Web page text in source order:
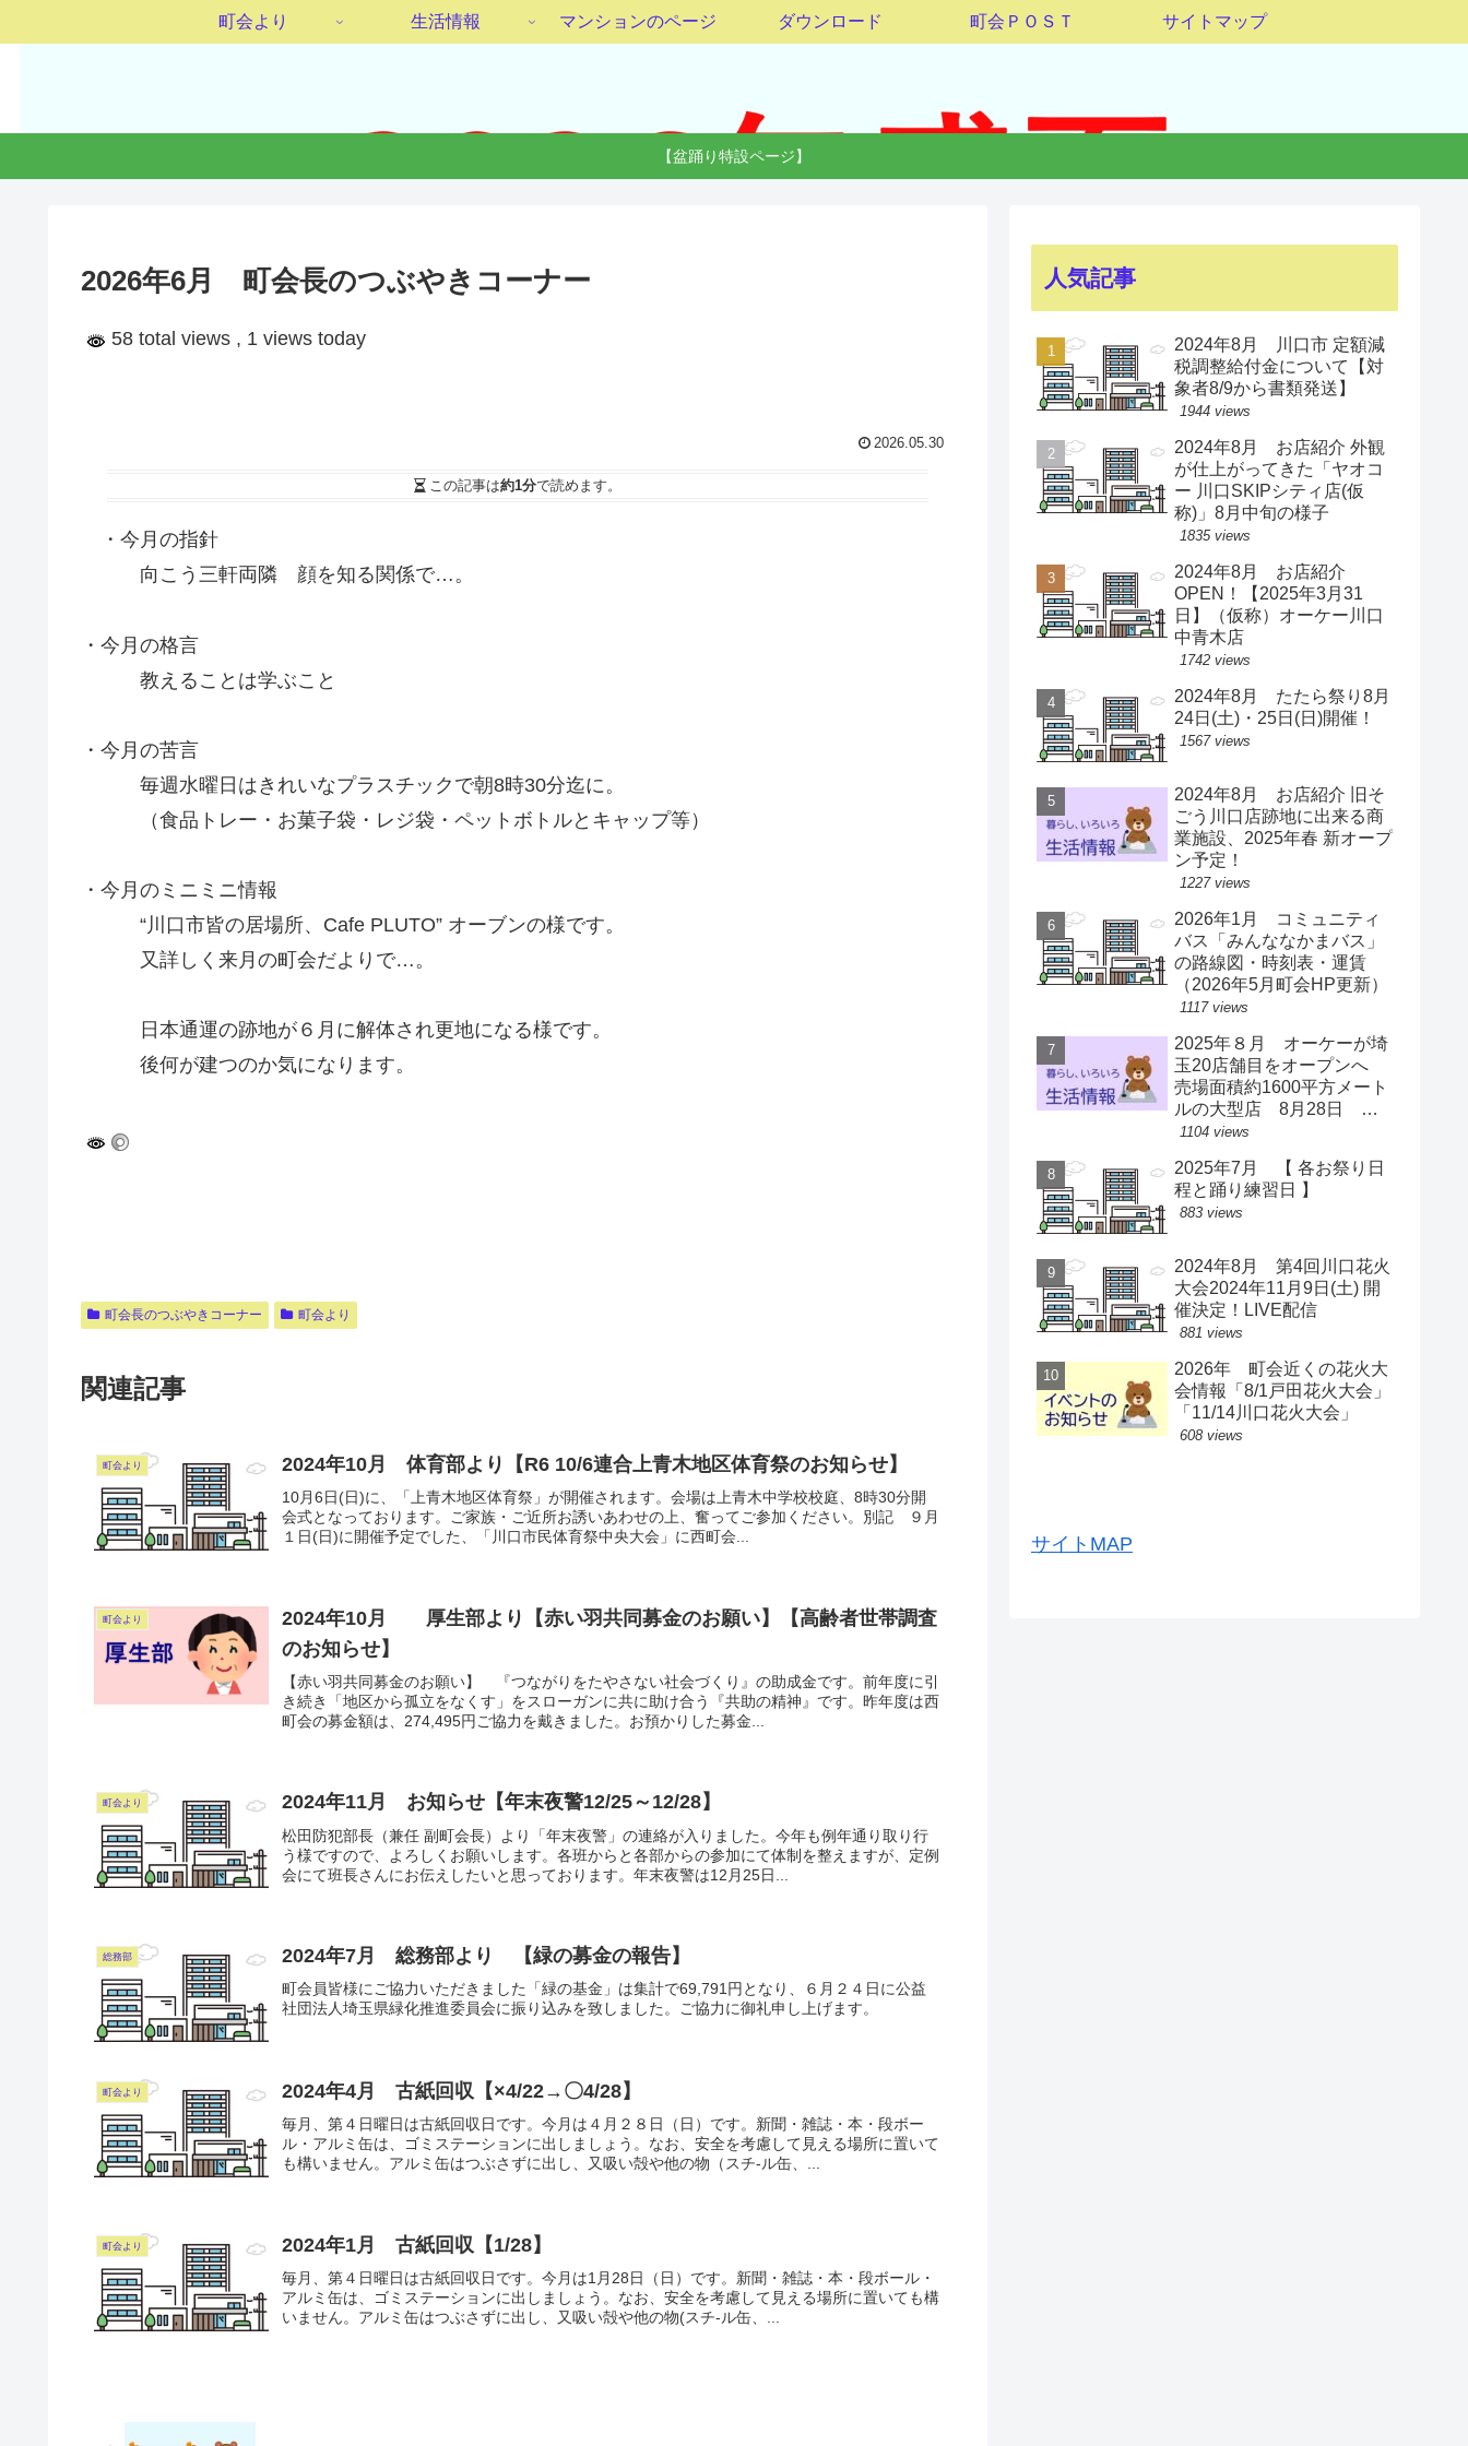
町会より 生活情報 マンションのページ ダウンロード 町会ＰＯＳＴ サイトマップ
【盆踊り特設ページ】
2026年6月 町会長のつぶやきコーナー
58 total views , 1 views today
2026.05.30
この記事は約1分で読めます。
・今月の指針
向こう三軒両隣 顔を知る関係で…。
・今月の格言
教えることは学ぶこと
・今月の苦言
毎週水曜日はきれいなプラスチックで朝8時30分迄に。
（食品トレー・お菓子袋・レジ袋・ペットボトルとキャップ等）
・今月のミニミニ情報
“川口市皆の居場所、Cafe PLUTO” オーブンの様です。
又詳しく来月の町会だよりで…。
日本通運の跡地が６月に解体され更地になる様です。
後何が建つのか気になります。
町会長のつぶやきコーナー 町会より
関連記事
町会より 2024年10月 体育部より【R6 10/6連合上青木地区体育祭のお知らせ】
10月6日(日)に、「上青木地区体育祭」が開催されます。会場は上青木中学校校庭、8時30分開
会式となっております。ご家族・ご近所お誘いあわせの上、奮ってご参加ください。別記 ９月
１日(日)に開催予定でした、「川口市民体育祭中央大会」に西町会...
町会より
2024年10月 厚生部より【赤い羽共同募金のお願い】【高齢者世帯調査
のお知らせ】
【赤い羽共同募金のお願い】 『つながりをたやさない社会づくり』の助成金です。前年度に引
き続き「地区から孤立をなくす」をスローガンに共に助け合う『共助の精神』です。昨年度は西
町会の募金額は、274,495円ご協力を戴きました。お預かりした募金...
町会より 2024年11月 お知らせ【年末夜警12/25～12/28】
松田防犯部長（兼任 副町会長）より「年末夜警」の連絡が入りました。今年も例年通り取り行
う様ですので、よろしくお願いします。各班からと各部からの参加にて体制を整えますが、定例
会にて班長さんにお伝えしたいと思っております。年末夜警は12月25日...
総務部 2024年7月 総務部より 【緑の募金の報告】
町会員皆様にご協力いただきました「緑の基金」は集計で69,791円となり、６月２４日に公益
社団法人埼玉県緑化推進委員会に振り込みを致しました。ご協力に御礼申し上げます。
町会より 2024年4月 古紙回収【×4/22→〇4/28】
毎月、第４日曜日は古紙回収日です。今月は４月２８日（日）です。新聞・雑誌・本・段ボー
ル・アルミ缶は、ゴミステーションに出しましょう。なお、安全を考慮して見える場所に置いて
も構いません。アルミ缶はつぶさずに出し、又吸い殻や他の物（スチ-ル缶、...
町会より 2024年1月 古紙回収【1/28】
毎月、第４日曜日は古紙回収日です。今月は1月28日（日）です。新聞・雑誌・本・段ボール・
アルミ缶は、ゴミステーションに出しましょう。なお、安全を考慮して見える場所に置いても構
いません。アルミ缶はつぶさずに出し、又吸い殻や他の物(スチ-ル缶、...
人気記事
2024年8月 川口市 定額減
税調整給付金について【対
象者8/9から書類発送】
1944 views
2024年8月 お店紹介 外観
が仕上がってきた「ヤオコ
ー 川口SKIPシティ店(仮
称)」8月中旬の様子
1835 views
2024年8月 お店紹介
OPEN！【2025年3月31
日】（仮称）オーケー川口
中青木店
1742 views
2024年8月 たたら祭り8月
24日(土)・25日(日)開催！
1567 views
2024年8月 お店紹介 旧そ
ごう川口店跡地に出来る商
業施設、2025年春 新オープ
ン予定！
1227 views
2026年1月 コミュニティ
バス「みんななかまバス」
の路線図・時刻表・運賃
（2026年5月町会HP更新）
1117 views
2025年８月 オーケーが埼
玉20店舗目をオープンへ
売場面積約1600平方メート
ルの大型店 8月28日 ス
ーパー激戦区に【出店情
1104 views
2025年7月 【 各お祭り日
程と踊り練習日 】
883 views
2024年8月 第4回川口花火
大会2024年11月9日(土) 開
催決定！LIVE配信
881 views
2026年 町会近くの花火大
会情報「8/1戸田花火大会」
「11/14川口花火大会」
608 views
サイトMAP